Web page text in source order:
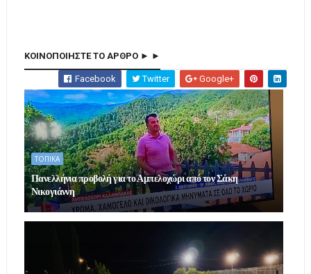
ΚΟΙΝΟΠΟΙΗΣΤΕ ΤΟ ΑΡΘΡΟ ► ►
Facebook Twitter Google+
ΤΟΠΙΚΑ
Πανελλήνια προβολή για το Αμπελοχώρι από τον Σάκη
Νικογιάννη